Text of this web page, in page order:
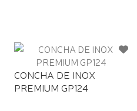
CONCHA DE INOX
PREMIUM GP124